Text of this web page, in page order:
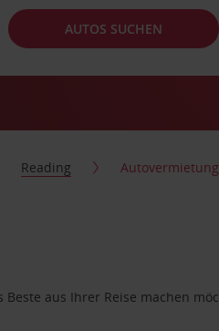
AUTOS SUCHEN
Reading
aus Ihrer Reise machen